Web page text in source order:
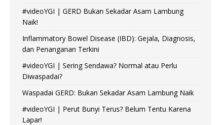
#videoYGI | GERD Bukan Sekadar Asam Lambung
Naik!
Inflammatory Bowel Disease (IBD): Gejala, Diagnosis,
dan Penanganan Terkini
#videoYGI | Sering Sendawa? Normal atau Perlu
Diwaspadai?
Waspadai GERD: Bukan Sekadar Asam Lambung Naik
#videoYGI | Perut Bunyi Terus? Belum Tentu Karena
Lapar!